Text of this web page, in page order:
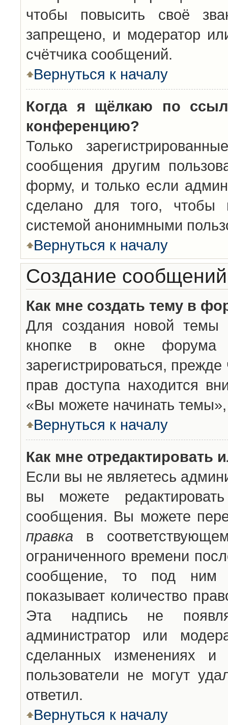
чтобы повысить своё
запрещено, и модератор
счётчика сообщений.
Вернуться к началу
Когда я щёлкаю по
конференцию?
Только
сообщения другим
форму, и только если
сделано для того, чтобы
системой анонимными
Вернуться к началу
Создание сообщений
Как мне создать тему в
Для создания новой темы
кнопке в окне
зарегистрироваться,
прав доступа находится
«Вы можете начинать
Вернуться к началу
Как мне отредактировать
Если вы не являетесь
вы можете
сообщения. Вы можете
правка в
ограниченного времени
сообщение, то под ним
показывает количество
Эта надпись не
администратор или
сделанных изменениях
пользователи не могут
ответил.
Вернуться к началу